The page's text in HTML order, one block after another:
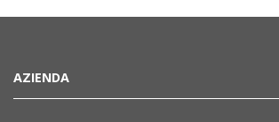
AZIENDA